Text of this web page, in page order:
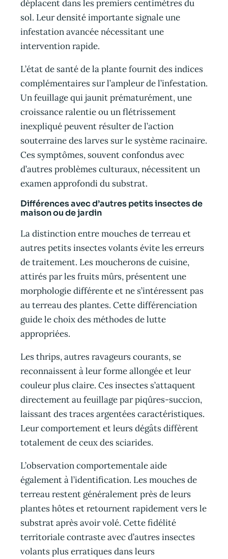
déplacent dans les premiers centimètres du
sol. Leur densité importante signale une
infestation avancée nécessitant une
intervention rapide.
L’état de santé de la plante fournit des indices
complémentaires sur l’ampleur de l’infestation.
Un feuillage qui jaunit prématurément, une
croissance ralentie ou un flétrissement
inexpliqué peuvent résulter de l’action
souterraine des larves sur le système racinaire.
Ces symptômes, souvent confondus avec
d’autres problèmes culturaux, nécessitent un
examen approfondi du substrat.
Différences avec d’autres petits insectes de
maison ou de jardin
La distinction entre mouches de terreau et
autres petits insectes volants évite les erreurs
de traitement. Les moucherons de cuisine,
attirés par les fruits mûrs, présentent une
morphologie différente et ne s’intéressent pas
au terreau des plantes. Cette différenciation
guide le choix des méthodes de lutte
appropriées.
Les thrips, autres ravageurs courants, se
reconnaissent à leur forme allongée et leur
couleur plus claire. Ces insectes s’attaquent
directement au feuillage par piqûres-succion,
laissant des traces argentées caractéristiques.
Leur comportement et leurs dégâts diffèrent
totalement de ceux des sciarides.
L’observation comportementale aide
également à l’identification. Les mouches de
terreau restent généralement près de leurs
plantes hôtes et retournent rapidement vers le
substrat après avoir volé. Cette fidélité
territoriale contraste avec d’autres insectes
volants plus erratiques dans leurs